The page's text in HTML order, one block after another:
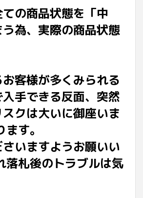
の商品状態を「中
為、実際の商品状態
客様が多くみられる
手できる反面、突然
クは大いに御座いま
す。
いますようお願いい
落札後のトラブルは気